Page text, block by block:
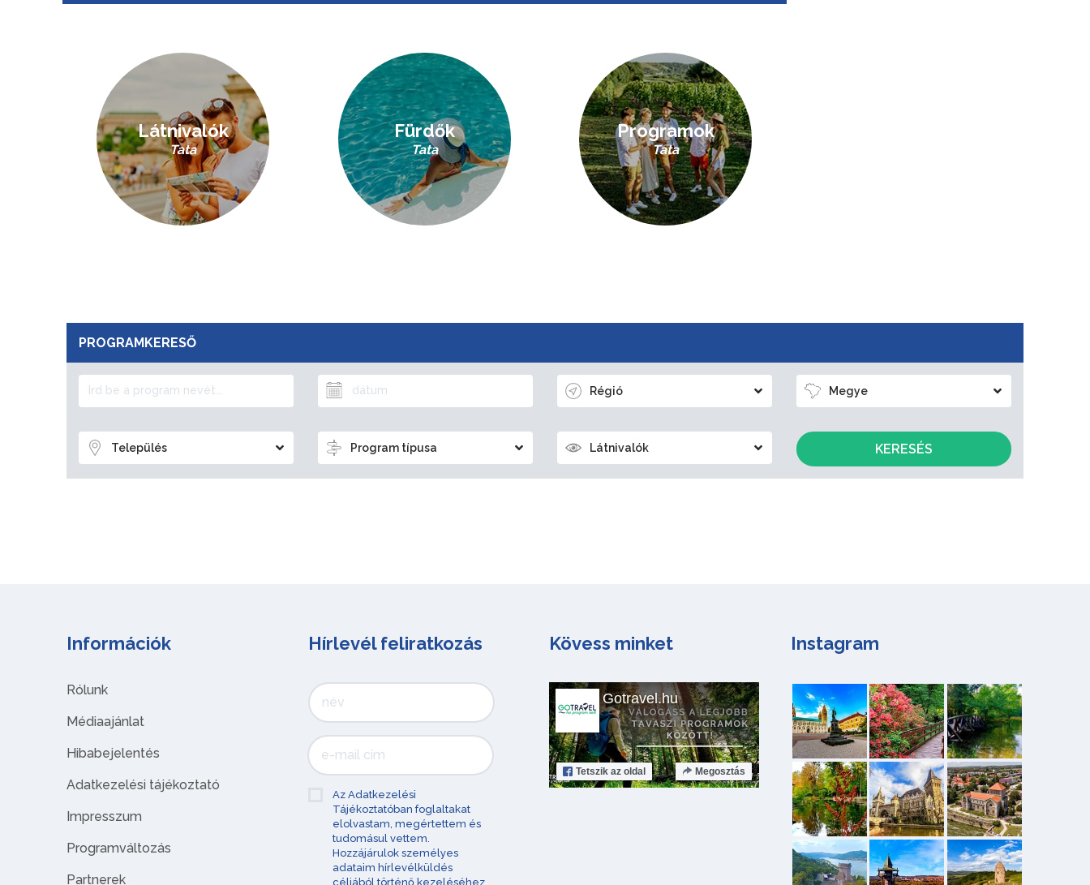
Látnivalók
Tata
Fürdők
Tata
Programok
Tata
PROGRAMKERESŐ
Régió Megye
Település Program típusa Látnivalók KERESÉS
Információk
Rólunk
Médiaajánlat
Hibabejelentés
Adatkezelési tájékoztató
Impresszum
Programváltozás
Partnerek
Hírlevél feliratkozás
Az Adatkezelési
Tájékoztatóban foglaltakat
elolvastam, megértettem és
tudomásul vettem.
Hozzájárulok személyes
adataim hírlevélküldés
céljából történő kezeléséhez.
Kövess minket
Gotravel.hu
Tetszik az oldal Megosztás
Instagram